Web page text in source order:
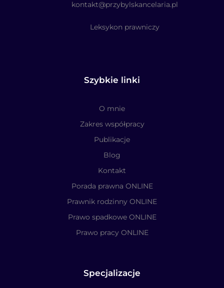
kontakt@przybylskancelaria.pl
Leksykon prawniczy
Szybkie linki
O mnie
Zakres współpracy
Publikacje
Blog
Kontakt
Porada prawna ONLINE
Prawnik rodzinny ONLINE
Prawo spadkowe ONLINE
Prawo pracy ONLINE
Specjalizacje